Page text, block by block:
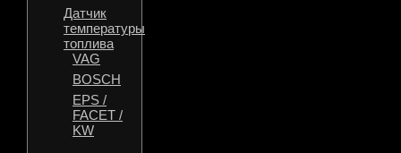
Датчик
температуры
топлива
VAG
BOSCH
EPS /
FACET /
KW